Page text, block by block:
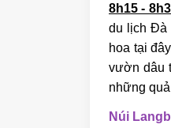
8h15 -
du lịch Đà
hoa tại
vườn dâu
những
Núi